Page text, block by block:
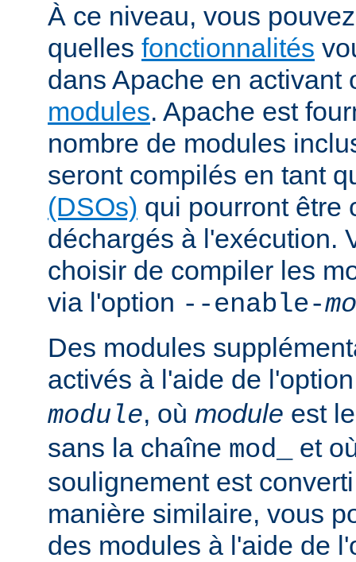
À ce niveau, vous
quelles fonctionnalités
dans Apache en activant
modules. Apache est
nombre de modules
seront compilés en tant
(DSOs) qui pourront être
déchargés à l'exécution.
choisir de compiler les
via l'option --enable-
Des modules
activés à l'aide de
module, où module est
sans la chaîne mod_
et
soulignement est
manière similaire, vous
des modules à l'aide de